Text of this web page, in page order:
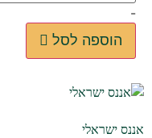
-
הוספה לסל
אננס ישראלי